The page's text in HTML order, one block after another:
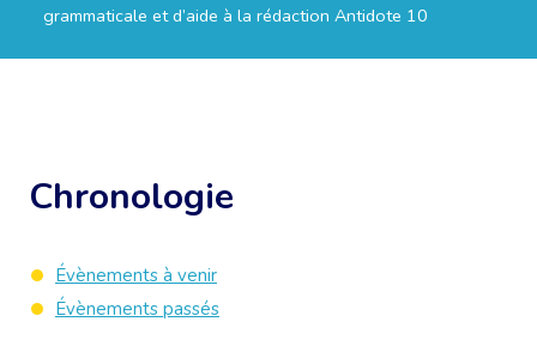
grammaticale et d’aide à la rédaction Antidote 10
Chronologie
Évènements à venir
Évènements passés